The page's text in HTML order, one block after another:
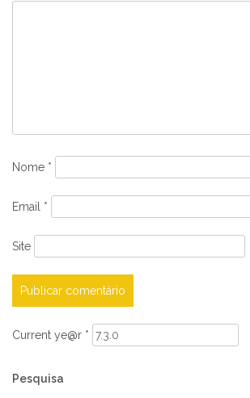
Nome *
Email *
Site
Current ye@r *
Pesquisa